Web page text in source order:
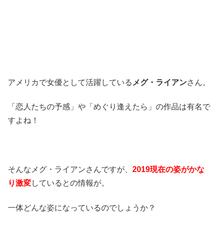
アメリカで女優として活躍している メグ・ライアンさん。
「恋人たちの予感」や「めぐり逢えたら」の作品は有名で
すよね！
そんなメグ・ライアンさんですが、 2019現在の姿がかな
り激変しているとの情報が。
一体どんな姿になっているのでしょうか？